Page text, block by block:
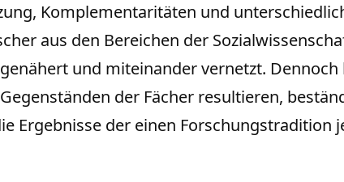
Komplementaritäten und
aus den Bereichen der
und miteinander vernetzt. Dennoch
der Fächer resultieren,
Ergebnisse der einen Forschungstradition